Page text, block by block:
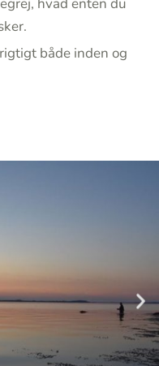
hvad enten du
både inden og